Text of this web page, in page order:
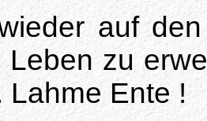
auf
Leben zu
Lahme Ente !